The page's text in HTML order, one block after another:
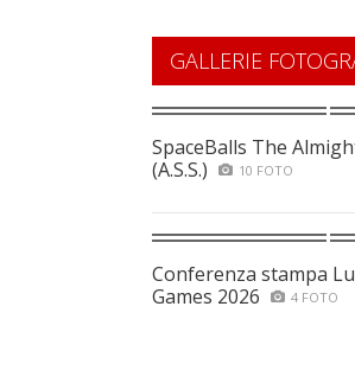
GALLERIE
SpaceBalls The
(A.S.S.)
10 FOTO
Conferenza stampa
Games 2026
4 FOTO